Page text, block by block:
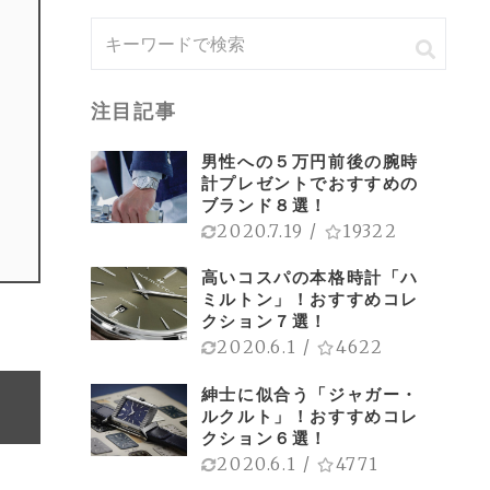
注目記事
男性への５万円前後の腕時
計プレゼントでおすすめの
ブランド８選！
2020.7.19 / 19322
高いコスパの本格時計「ハ
ミルトン」！おすすめコレ
クション７選！
2020.6.1 / 4622
紳士に似合う「ジャガー・
ルクルト」！おすすめコレ
クション６選！
2020.6.1 / 4771